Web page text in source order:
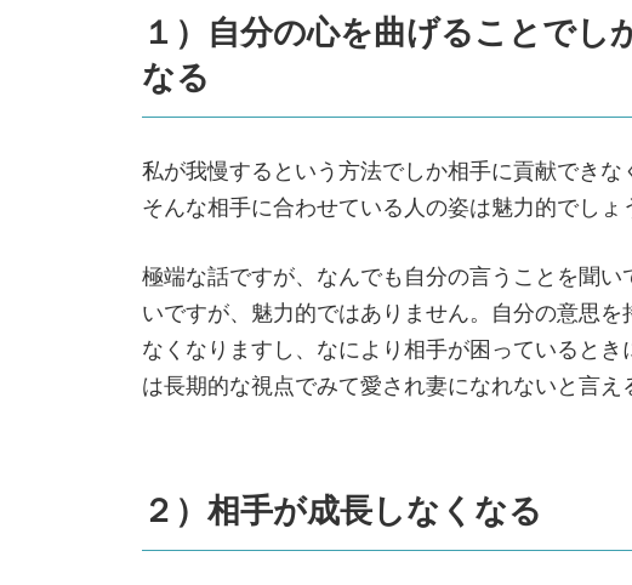
１）自分の心を曲げることでし
なる
私が我慢するという方法でしか相手に貢献できな
そんな相手に合わせている人の姿は魅力的でしょ
極端な話ですが、なんでも自分の言うことを聞
いですが、魅力的ではありません。自分の意思
なくなりますし、なにより相手が困っていると
は長期的な視点でみて愛され妻になれないと言え
２）相手が成長しなくなる